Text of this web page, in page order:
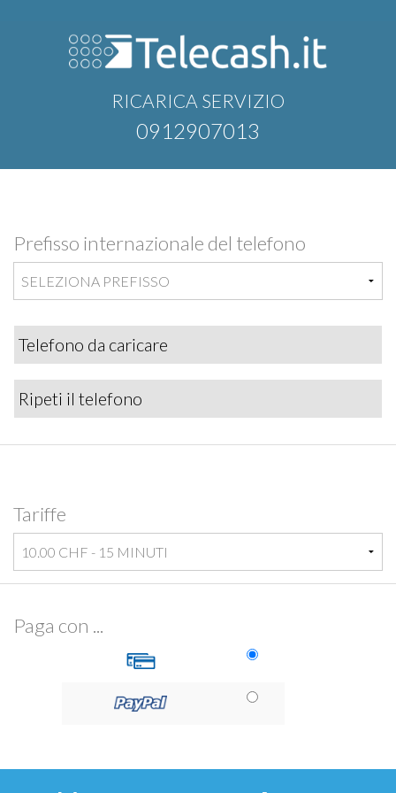
RICARICA SERVIZIO
0912907013
Prefisso internazionale del telefono
Tariffe
Paga con ...